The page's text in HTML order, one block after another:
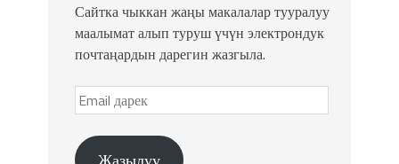
Сайтка чыккан жаңы макалалар тууралуу
маалымат алып туруш үчүн электрондук
почтаңардын дарегин жазгыла.